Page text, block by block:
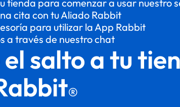
tienda para comenzar a usar nuestro
cita con tu Aliado Rabbit
para utilizar la App Rabbit
a través de nuestro chat
salto a tu
®